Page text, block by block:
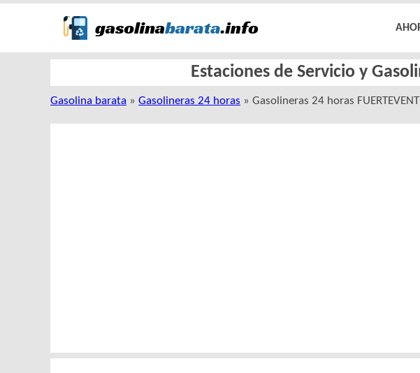
Estaciones de Servicio y
Gasolina barata » Gasolineras 24 horas » Gasolineras 24 horas